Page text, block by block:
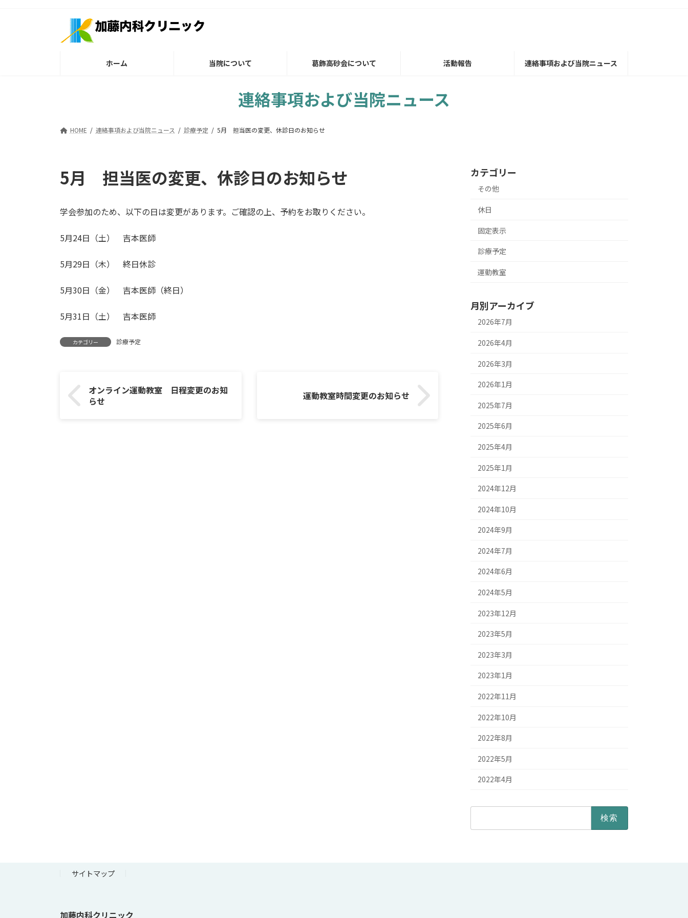
ホーム 当院について 葛飾高砂会について 活動報告 連絡事項および当院ニュース
連絡事項および当院ニュース
HOME 連絡事項および当院ニュース 診療予定 5月 担当医の変更、休診日のお知らせ
5月 担当医の変更、休診日のお知らせ
学会参加のため、以下の日は変更があります。ご確認の上、予約をお取りください。
5月24日（土） 吉本医師
5月29日（木） 終日休診
5月30日（金） 吉本医師（終日）
5月31日（土） 吉本医師
カテゴリー 診療予定
オンライン運動教室 日程変更のお知
らせ
運動教室時間変更のお知らせ
カテゴリー
その他
休日
固定表示
診療予定
運動教室
月別アーカイブ
2026年7月
2026年4月
2026年3月
2026年1月
2025年7月
2025年6月
2025年4月
2025年1月
2024年12月
2024年10月
2024年9月
2024年7月
2024年6月
2024年5月
2023年12月
2023年5月
2023年3月
2023年1月
2022年11月
2022年10月
2022年8月
2022年5月
2022年4月
サイトマップ
加藤内科クリニック